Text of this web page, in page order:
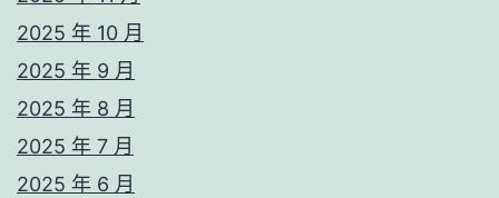
2025 年 10 月
2025 年 9 月
2025 年 8 月
2025 年 7 月
2025 年 6 月